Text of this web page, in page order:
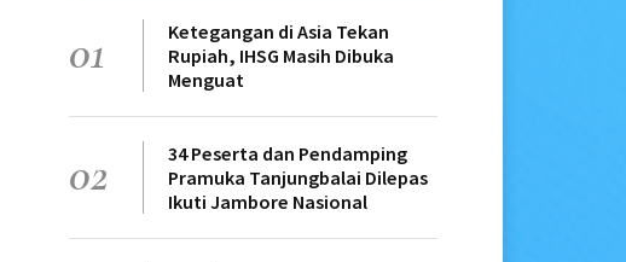
01
Ketegangan di Asia Tekan
Rupiah, IHSG Masih Dibuka
Menguat
02
34 Peserta dan Pendamping
Pramuka Tanjungbalai Dilepas
Ikuti Jambore Nasional